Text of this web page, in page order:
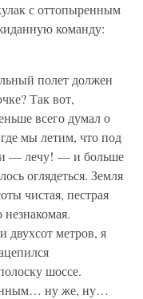
с оттопыренным
команду:
полет должен
Так вот,
всего думал о
мы летим, что под
— лечу! — и больше
оглядеться. Земля
чистая, пестрая
двухсот метров, я
шоссе.
ну же, ну…